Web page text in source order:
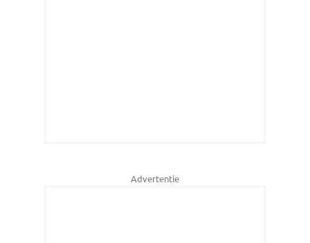
Advertentie